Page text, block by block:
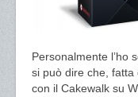
Personalmente l’ho
si può dire che,
con il Cakewalk su